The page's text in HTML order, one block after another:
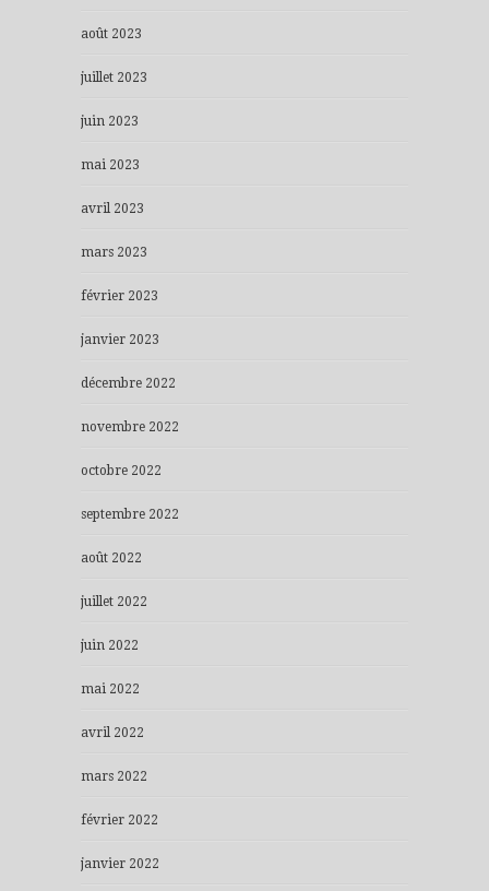
août 2023
juillet 2023
juin 2023
mai 2023
avril 2023
mars 2023
février 2023
janvier 2023
décembre 2022
novembre 2022
octobre 2022
septembre 2022
août 2022
juillet 2022
juin 2022
mai 2022
avril 2022
mars 2022
février 2022
janvier 2022